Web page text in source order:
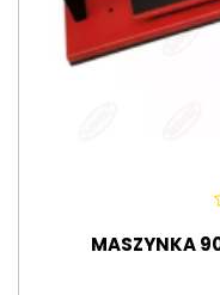
MASZYNKA